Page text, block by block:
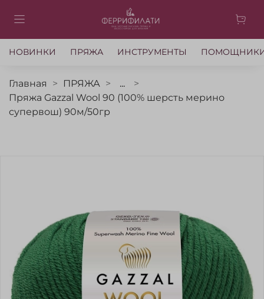
НОВИНКИ ПРЯЖА ИНСТРУМЕНТЫ
Главная ПРЯЖА
...
Пряжа Gazzal Wool 90 (100% шерсть мерино
супервош) 90м/50гр